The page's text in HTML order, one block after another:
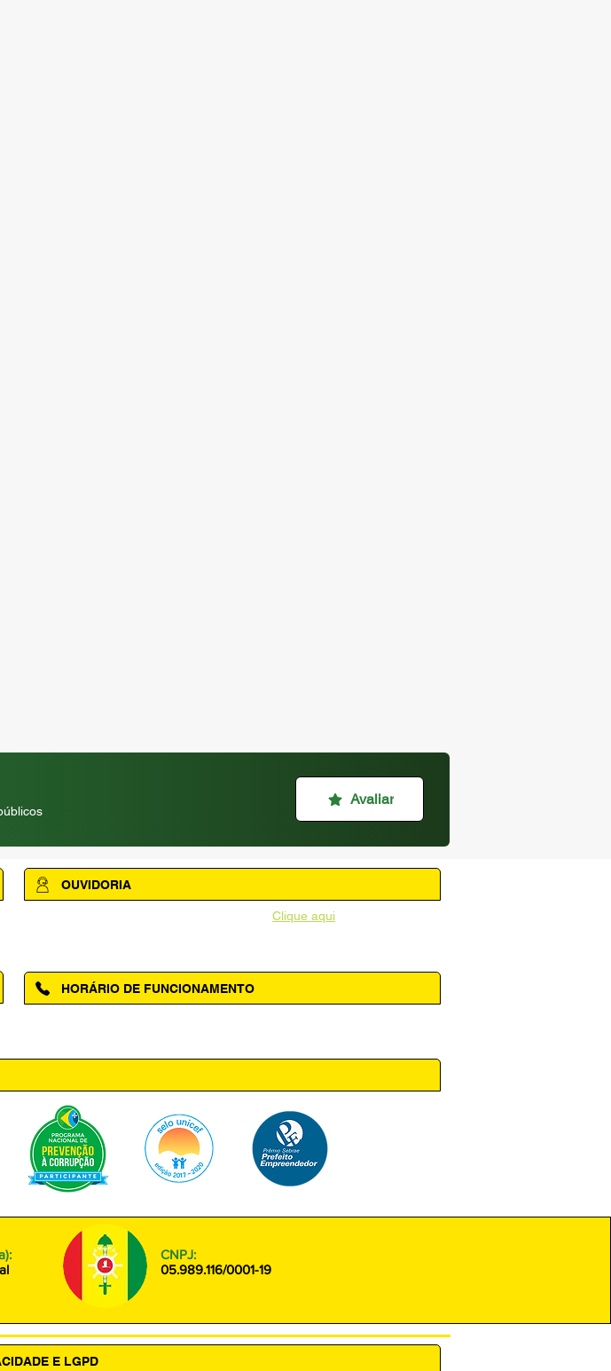
Avaliar
Clique aqui
OUVIDORIA
HORÁRIO DE FUNCIONAMENTO
CNPJ:
05.989.116/0001-19
E LGPD